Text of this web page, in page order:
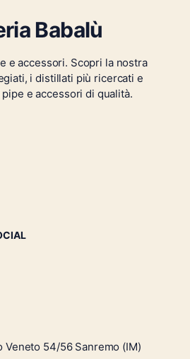
Babalù
e accessori. Scopri la nostra
i distillati più ricercati e
e accessori di qualità.
Veneto 54/56 Sanremo (IM)